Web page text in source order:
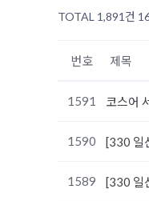
TOTAL 1,891건
번호 제목
1591 코스어
1590 [330 일
1589 [330 일